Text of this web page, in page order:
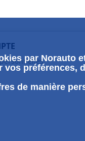
par Norauto
préférences,
de manière